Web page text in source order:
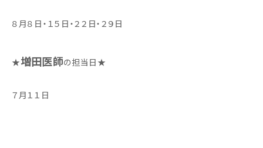
８月８日・１５日・２２日・２９日
★増田医師の担当日★
７月１１日